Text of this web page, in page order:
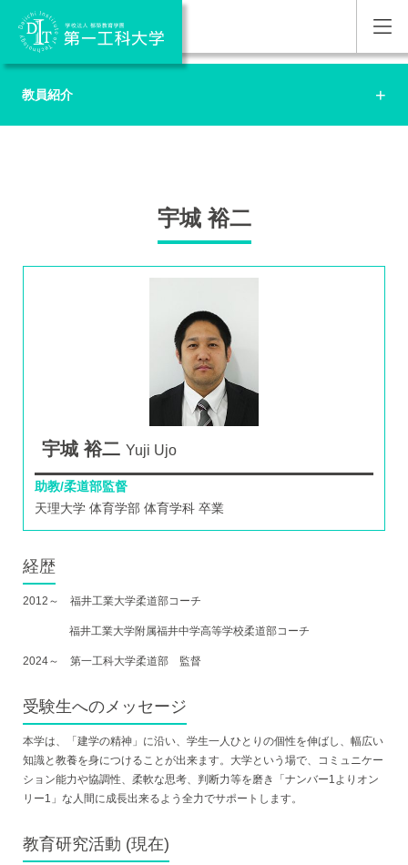
教員紹介
宇城 裕二
宇城 裕二 Yuji Ujo
助教/柔道部監督
天理大学 体育学部 体育学科 卒業
経歴
2012～ 福井工業大学柔道部コーチ
福井工業大学附属福井中学高等学校柔道部コーチ
2024～ 第一工科大学柔道部 監督
受験生へのメッセージ
本学は、「建学の精神」に沿い、学生一人ひとりの個性を伸ばし、幅広い
知識と教養を身につけることが出来ます。大学という場で、コミュニケー
ション能力や協調性、柔軟な思考、判断力等を磨き「ナンバー1よりオン
リー1」な人間に成長出来るよう全力でサポートします。
教育研究活動 (現在)